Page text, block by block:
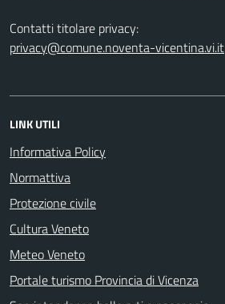
Contatti titolare privacy:
privacy@comune.noventa-vicentina.vi.it
LINK UTILI
Informativa Policy
Normattiva
Protezione civile
Cultura Veneto
Meteo Veneto
Portale turismo Provincia di Vicenza